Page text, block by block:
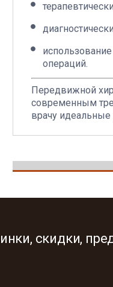
операций.
Передвижной
современным
врачу идеальные
скидки,